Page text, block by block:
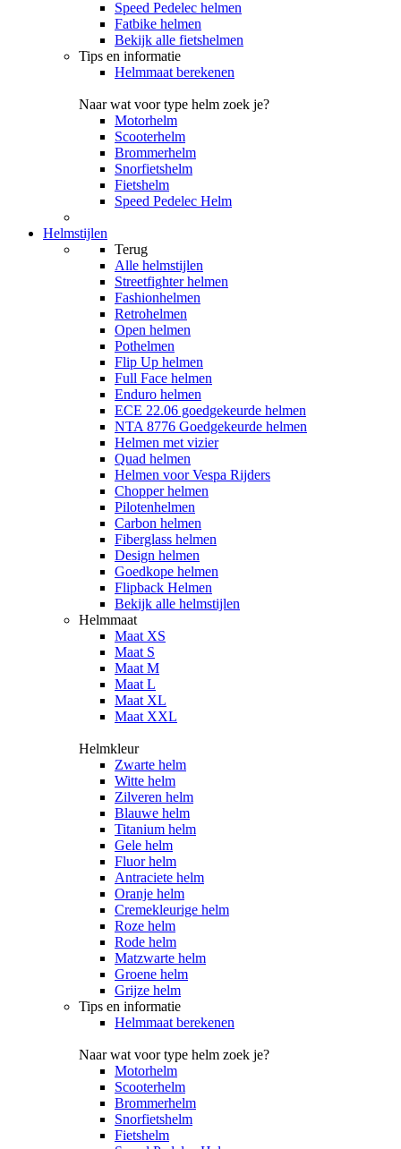
Speed Pedelec helmen
Fatbike helmen
Bekijk alle fietshelmen
Tips en informatie
Helmmaat berekenen
Naar wat voor type helm zoek je?
Motorhelm
Scooterhelm
Brommerhelm
Snorfietshelm
Fietshelm
Speed Pedelec Helm
Helmstijlen
Terug
Alle helmstijlen
Streetfighter helmen
Fashionhelmen
Retrohelmen
Open helmen
Pothelmen
Flip Up helmen
Full Face helmen
Enduro helmen
ECE 22.06 goedgekeurde helmen
NTA 8776 Goedgekeurde helmen
Helmen met vizier
Quad helmen
Helmen voor Vespa Rijders
Chopper helmen
Pilotenhelmen
Carbon helmen
Fiberglass helmen
Design helmen
Goedkope helmen
Flipback Helmen
Bekijk alle helmstijlen
Helmmaat
Maat XS
Maat S
Maat M
Maat L
Maat XL
Maat XXL
Helmkleur
Zwarte helm
Witte helm
Zilveren helm
Blauwe helm
Titanium helm
Gele helm
Fluor helm
Antraciete helm
Oranje helm
Cremekleurige helm
Roze helm
Rode helm
Matzwarte helm
Groene helm
Grijze helm
Tips en informatie
Helmmaat berekenen
Naar wat voor type helm zoek je?
Motorhelm
Scooterhelm
Brommerhelm
Snorfietshelm
Fietshelm